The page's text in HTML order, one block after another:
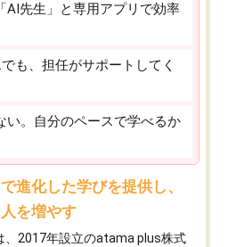
AI先生」と専用アプリで効率
も、担任がサポートしてく
い。自分のペースで学べるか
進化した学びを提供し、
を増やす
、2017年設立のatama plus株式